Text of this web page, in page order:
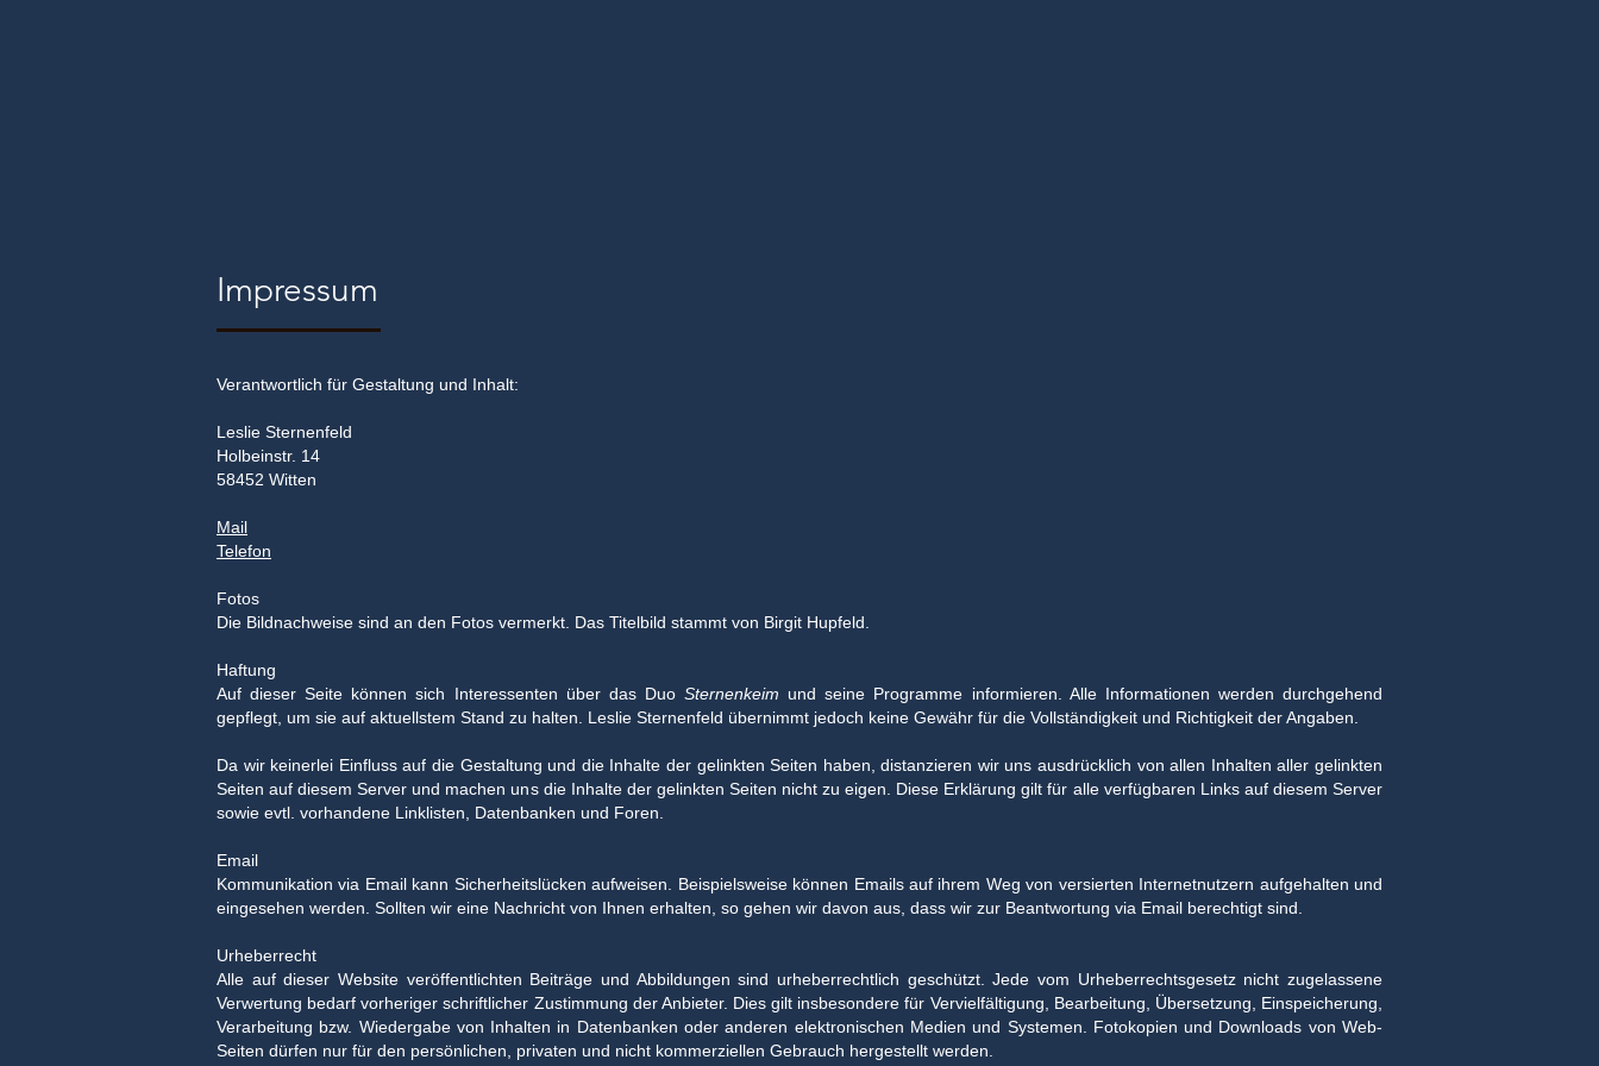
Impressum
Verantwortlich für Gestaltung und Inhalt:
Leslie Sternenfeld
Holbeinstr. 14
58452 Witten
Mail
Telefon
Fotos
Die Bildnachweise sind an den Fotos vermerkt. Das Titelbild stammt von Birgit Hupfeld.
Haftung
Auf dieser Seite können sich Interessenten über das DuoSternenkeim und seine Programme informieren. Alle Informationen werden durchgehend
gepflegt, um sie auf aktuellstem Stand zu halten. Leslie Sternenfeld übernimmt jedoch keine Gewähr für die Vollständigkeit und Richtigkeit der Angaben.
Da wir keinerlei Einfluss auf die Gestaltung und die Inhalte der gelinkten Seiten haben, distanzieren wir uns ausdrücklich von allen Inhalten aller gelinkten
Seiten auf diesem Server und machen uns die Inhalte der gelinkten Seiten nicht zu eigen. Diese Erklärung gilt für alle verfügbaren Links auf diesem Server
sowie evtl. vorhandene Linklisten, Datenbanken und Foren.
Email
Kommunikation via Email kann Sicherheitslücken aufweisen. Beispielsweise können Emails auf ihrem Weg von versierten Internetnutzern aufgehalten und
eingesehen werden. Sollten wir eine Nachricht von Ihnen erhalten, so gehen wir davon aus, dass wir zur Beantwortung via Email berechtigt sind.
Urheberrecht
Alle auf dieser Website veröffentlichten Beiträge und Abbildungen sind urheberrechtlich geschützt. Jede vom Urheberrechtsgesetz nicht zugelassene
Verwertung bedarf vorheriger schriftlicher Zustimmung der Anbieter. Dies gilt insbesondere für Vervielfältigung, Bearbeitung, Übersetzung, Einspeicherung,
Verarbeitung bzw. Wiedergabe von Inhalten in Datenbanken oder anderen elektronischen Medien und Systemen. Fotokopien und Downloads von Web-
Seiten dürfen nur für den persönlichen, privaten und nicht kommerziellen Gebrauch hergestellt werden.